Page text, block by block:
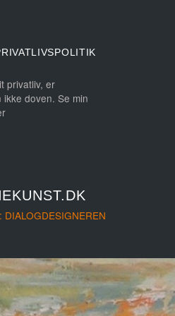
privatliv, er
doven. Se min
DIALOGDESIGNEREN